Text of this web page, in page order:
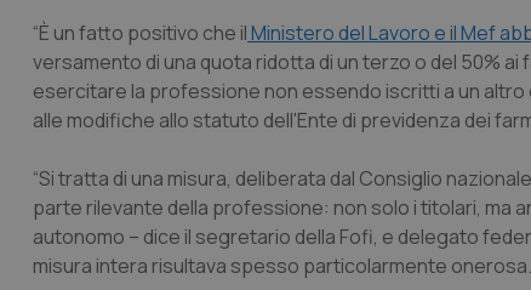
“È un fatto positivo che ilMinistero del Lavoro e il Mef
versamento di una quota ridotta di un terzo o del 50%
esercitare la professione non essendo iscritti a un altro
alle modifiche allo statuto dell'Ente di previdenza dei
“Si tratta di una misura, deliberata dal Consiglio
parte rilevante della professione: non solo i titolari, ma
autonomo – dice il segretario della Fofi, e delegato
misura intera risultava spesso particolarmente